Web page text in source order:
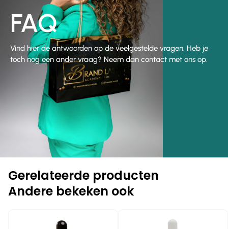
FAQ
Vind hier de antwoorden op de veelgestelde vragen. Heb je
toch nog een ander vraag? Neem dan contact met ons op.
Gerelateerde producten
Andere bekeken ook